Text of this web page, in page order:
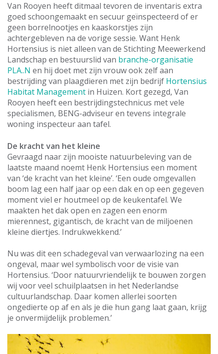
Van Rooyen heeft ditmaal tevoren de inventaris extra
goed schoongemaakt en secuur geïnspecteerd of er
geen borrelnootjes en kaaskorstjes zijn
achtergebleven na de vorige sessie. Want Henk
Hortensius is niet alleen van de Stichting Meewerkend
Landschap en bestuurslid van branche-organisatie
PLA..N en hij doet met zijn vrouw ook zelf aan
bestrijding van plaagdieren met zijn bedrijf Hortensius
Habitat Management in Huizen. Kort gezegd, Van
Rooyen heeft een bestrijdingstechnicus met vele
specialismen, BENG-adviseur en tevens integrale
woning inspecteur aan tafel.
De kracht van het kleine
Gevraagd naar zijn mooiste natuurbeleving van de
laatste maand noemt Henk Hortensius een moment
van ‘de kracht van het kleine’. ‘Een oude omgevallen
boom lag een half jaar op een dak en op een gegeven
moment viel er houtmeel op de keukentafel. We
maakten het dak open en zagen een enorm
mierennest, gigantisch, de kracht van de miljoenen
kleine diertjes. Indrukwekkend.’
Nu was dit een schadegeval van verwaarlozing na een
ongeval, maar wel symbolisch voor de visie van
Hortensius. ‘Door natuurvriendelijk te bouwen zorgen
wij voor veel schuilplaatsen in het Nederlandse
cultuurlandschap. Daar komen allerlei soorten
ongedierte op af en als je die hun gang laat gaan, krijg
je onvermijdelijk problemen.’